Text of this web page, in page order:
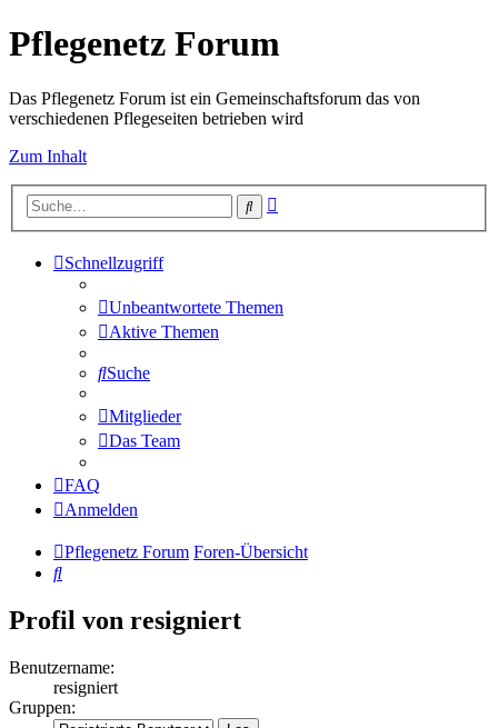
Pflegenetz Forum
Das Pflegenetz Forum ist ein Gemeinschaftsforum das von
verschiedenen Pflegeseiten betrieben wird
Zum Inhalt
Suche
Schnellzugriff
Unbeantwortete Themen
Aktive Themen
Suche
Mitglieder
Das Team
FAQ
Anmelden
Pflegenetz Forum Foren-Übersicht
Suche
Profil von resigniert
Benutzername:
resigniert
Gruppen: